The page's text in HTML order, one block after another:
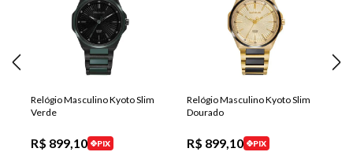
Relógio Masculino Kyoto Slim
Verde
R$ 899,10
PIX
Relógio Masculino Kyoto Slim
Dourado
R$ 899,10
PIX